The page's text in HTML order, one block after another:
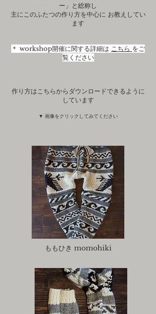
ー」と総称し
主にこのふたつの作り方を中心に お教えしてい
ます
＊ workshop開催に関する詳細は こちら をご
覧ください
作り方はこちらからダウンロードできるように
しています
​​▼ 画像をクリックしてみてください
ももひき momohiki